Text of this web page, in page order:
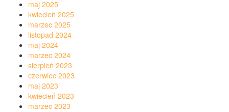
maj 2025
kwiecień 2025
marzec 2025
listopad 2024
maj 2024
marzec 2024
sierpień 2023
czerwiec 2023
maj 2023
kwiecień 2023
marzec 2023